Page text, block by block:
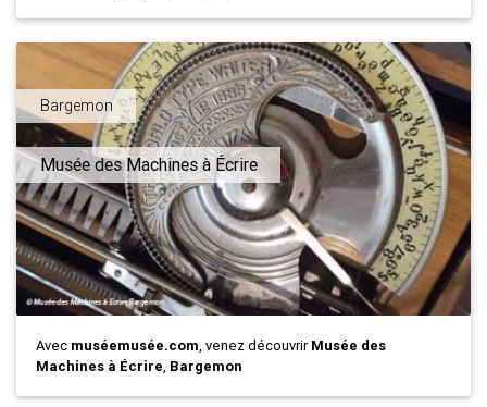
Bargemon
Musée des Machines à Écrire
Avec muséemusée.com, venez découvrirMusée des
Machines à Écrire, Bargemon